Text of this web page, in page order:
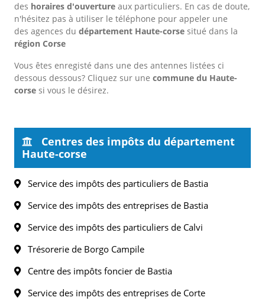
des horaires d'ouverture aux particuliers. En cas de doute,
n'hésitez pas à utiliser le téléphone pour appeler une
des agences du département Haute-corse situé dans la
région Corse
Vous êtes enregisté dans une des antennes listées ci
dessous dessous? Cliquez sur une commune du Haute-
corse si vous le désirez.
Centres des impôts du département
Haute-corse
Service des impôts des particuliers de Bastia
Service des impôts des entreprises de Bastia
Service des impôts des particuliers de Calvi
Trésorerie de Borgo Campile
Centre des impôts foncier de Bastia
Service des impôts des entreprises de Corte